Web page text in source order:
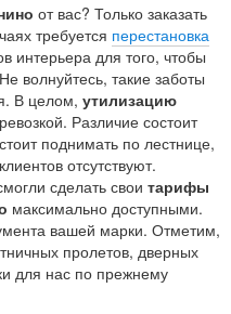
от вас? Только заказать
требуется перестановка
интерьера для того, чтобы
волнуйтесь, такие заботы
В целом, утилизацию
Различие состоит
поднимать по лестнице,
отсутствуют.
сделать свои тарифы
максимально доступными.
вашей марки. Отметим,
пролетов, дверных
для нас по прежнему